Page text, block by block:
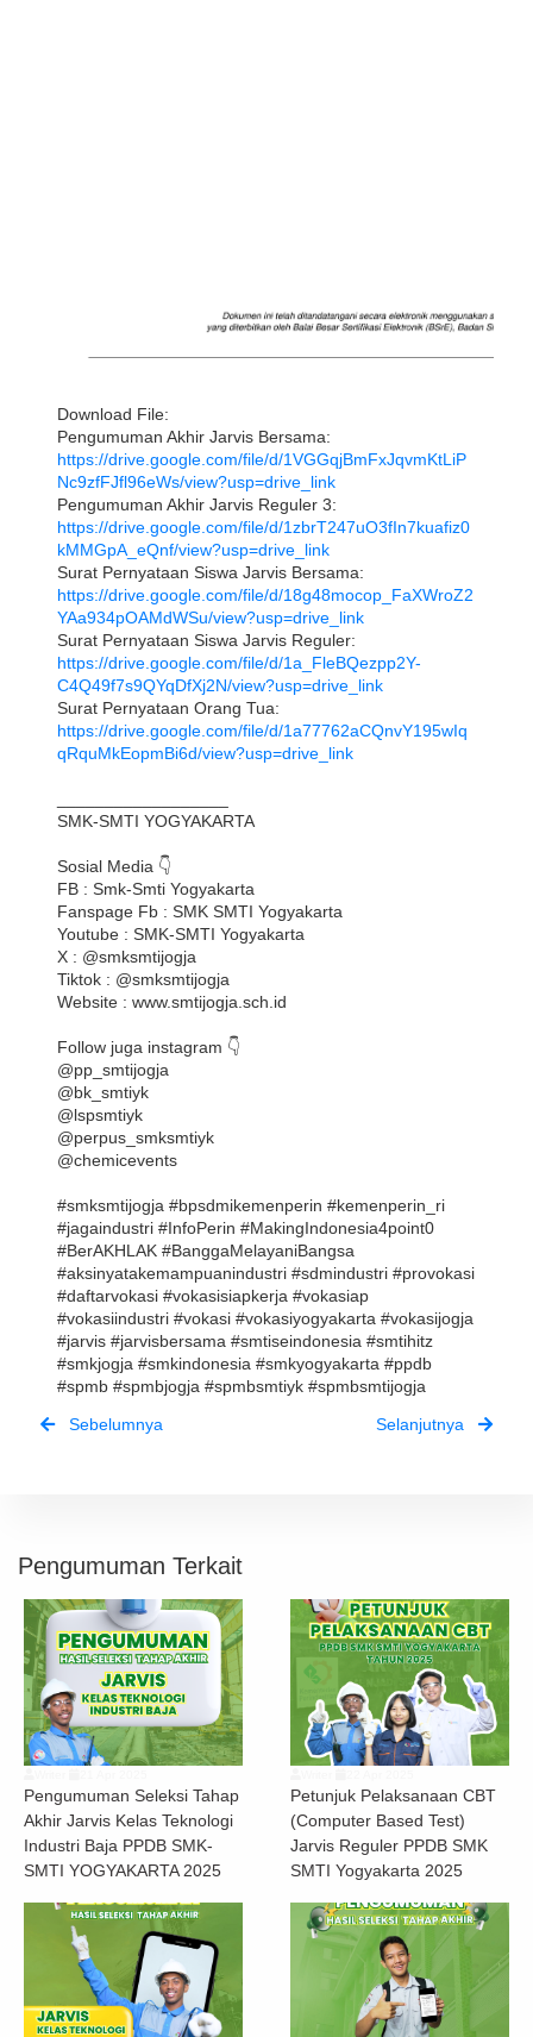
Download File:
https://drive.google.com/file/d/1VGGqjBmFxJqvmKtLiP
Nc9zfFJfl96eWs/view?usp=drive_link
https://drive.google.com/file/d/1zbrT247uO3fIn7kuafiz0
kMMGpA_eQnf/view?usp=drive_link
https://drive.google.com/file/d/18g48mocop_FaXWroZ2
YAa934pOAMdWSu/view?usp=drive_link
https://drive.google.com/file/d/1a_FleBQezpp2Y-
C4Q49f7s9QYqDfXj2N/view?usp=drive_link
Surat Pernyataan Orang Tua:
https://drive.google.com/file/d/1a77762aCQnvY195wIq
qRquMkEopmBi6d/view?usp=drive_link
SMK-SMTI YOGYAKARTA
Sosial Media 👇
FB : Smk-Smti Yogyakarta
Fanspage Fb : SMK SMTI Yogyakarta
Youtube : SMK-SMTI Yogyakarta
X : @smksmtijogja
Tiktok : @smksmtijogja
Website : www.smtijogja.sch.id
Follow juga instagram 👇
@pp_smtijogja
@bk_smtiyk
@lspsmtiyk
@perpus_smksmtiyk
@chemicevents
#smksmtijogja #bpsdmikemenperin #kemenperin_ri
#jagaindustri #InfoPerin #MakingIndonesia4point0
#BerAKHLAK #BanggaMelayaniBangsa
#aksinyatakemampuanindustri #sdmindustri #provokasi
#daftarvokasi #vokasisiapkerja #vokasiap
#vokasiindustri #vokasi #vokasiyogyakarta #vokasijogja
#jarvis #jarvisbersama #smtiseindonesia #smtihitz
#smkjogja #smkindonesia #smkyogyakarta #ppdb
#spmb #spmbjogja #spmbsmtiyk #spmbsmtijogja
Sebelumnya
Selanjutnya
Pengumuman Terkait
Pengumuman Seleksi Tahap
Akhir Jarvis Kelas Teknologi
Industri Baja PPDB SMK-
SMTI YOGYAKARTA 2025
Petunjuk Pelaksanaan CBT
(Computer Based Test)
Jarvis Reguler PPDB SMK
SMTI Yogyakarta 2025